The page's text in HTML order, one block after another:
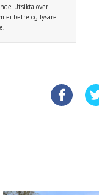
Utsikta over
ei betre og lysare